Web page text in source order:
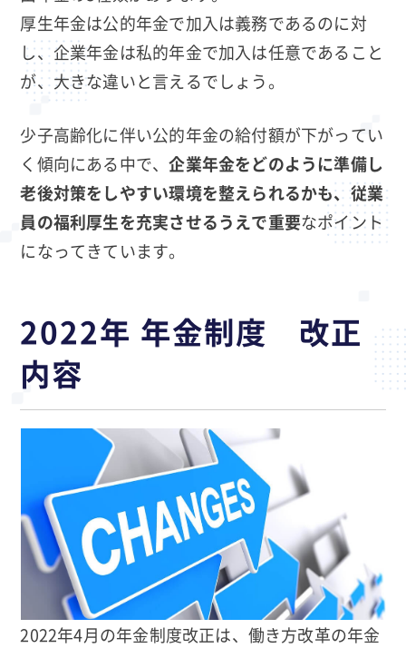
厚生年金は公的年金で加入は義務であるのに対
し、企業年金は私的年金で加入は任意であること
が、大きな違いと言えるでしょう。
少子高齢化に伴い公的年金の給付額が下がってい
く傾向にある中で、企業年金をどのように準備し
老後対策をしやすい環境を整えられるかも、従業
員の福利厚生を充実させるうえで重要なポイント
になってきています。
2022年 年金制度 改正
内容
2022年4月の年金制度改正は、働き方改革の年金